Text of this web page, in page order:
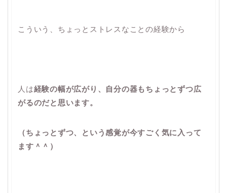
こういう、ちょっとストレスなことの経験から
人は経験の幅が広がり、自分の器もちょっとずつ広
がるのだと思います。
（ちょっとずつ、という感覚が今すごく気に入って
ます＾＾）